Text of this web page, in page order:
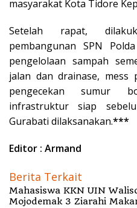
masyarakat Kota Tidore
Setelah rapat,
pembangunan SPN
pengelolaan sampah
jalan dan drainase, mess
pengecekan sumur
infrastruktur siap
Gurabati dilaksanakan.***
Editor : Armand
Berita Terkait
Mahasiswa KKN UIN
Mojodemak 3 Ziarahi